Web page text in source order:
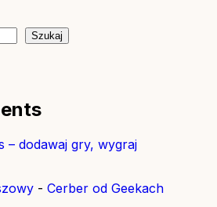
Szukaj
– dodawaj gry, wygraj
- Cerber od Geekach